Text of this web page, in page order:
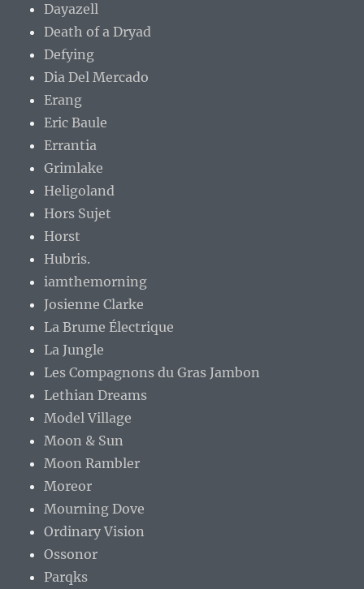
Dayazell
Death of a Dryad
Defying
Dia Del Mercado
Erang
Eric Baule
Errantia
Grimlake
Heligoland
Hors Sujet
Horst
Hubris.
iamthemorning
Josienne Clarke
La Brume Électrique
La Jungle
Les Compagnons du Gras Jambon
Lethian Dreams
Model Village
Moon & Sun
Moon Rambler
Moreor
Mourning Dove
Ordinary Vision
Ossonor
Parqks